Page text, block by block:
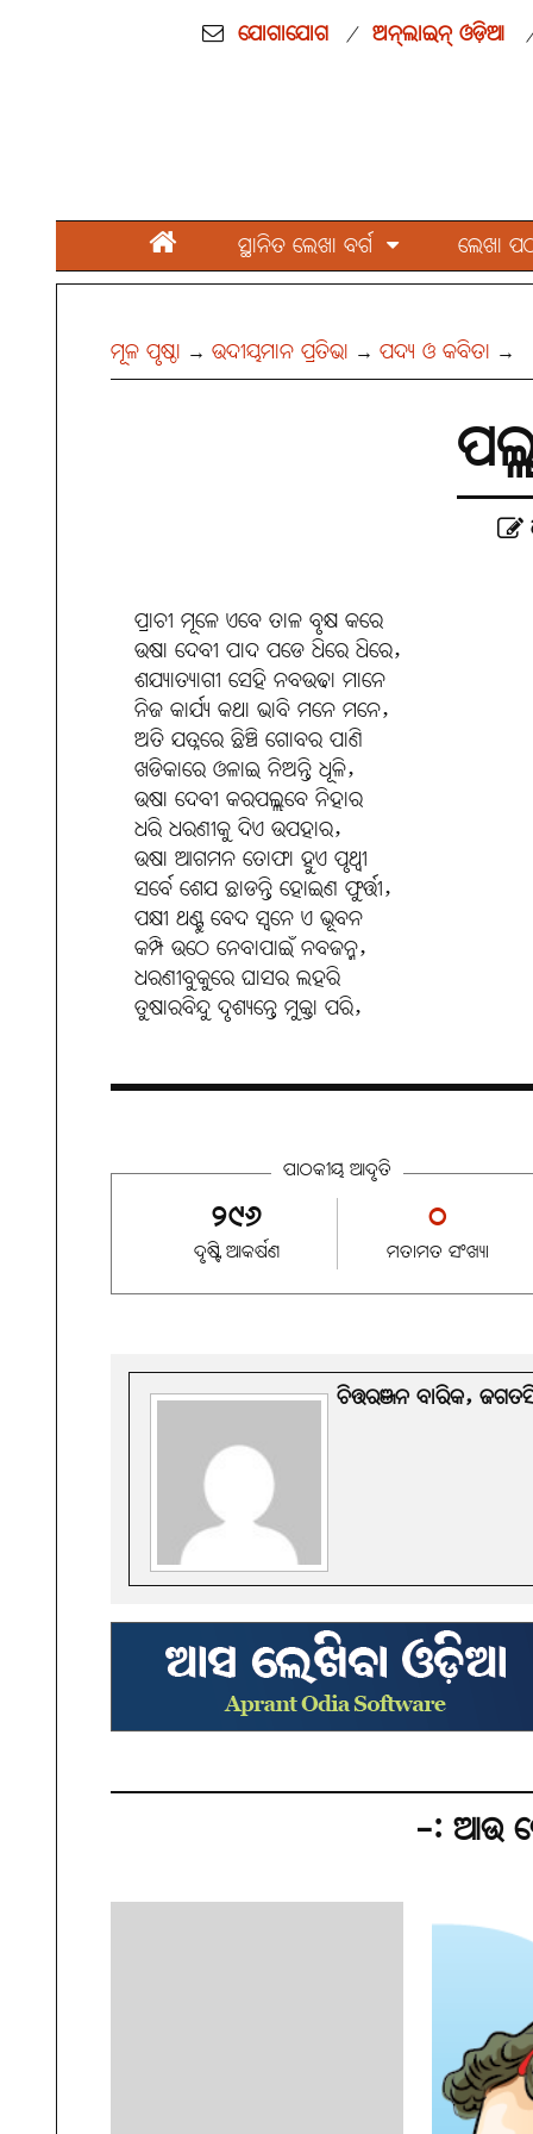
ଯୋଗାଯୋଗ / ଅନ୍‌ଲାଇନ୍ ଓଡ଼ିଆ
ସ୍ଥାନିତ ଲେଖା ବର୍ଗ ଲେଖା
ମୂଳ ପୃଷ୍ଠା → ଉଦୀୟମାନ ପ୍ରତିଭା → ପଦ୍ୟ ଓ କବିତା →
ପ୍ରାଚୀ ମୂଳେ ଏବେ ତାଳ ବୃକ୍ଷ କରେ
ଉଷା ଦେବୀ ପାଦ ପଡେ ଧିରେ ଧିରେ,
ଶଯ୍ୟାତ୍ୟାଗୀ ସେହି ନବଉଢା ମାନେ
ନିଜ କାର୍ଯ୍ୟ କଥା ଭାବି ମନେ ମନେ,
ଅତି ଯତ୍ନରେ ଛିଞ୍ଚି ଗୋବର ପାଣି
ଖଡିକାରେ ଓଳାଇ ନିଅନ୍ତି ଧୂଳି,
ଉଷା ଦେବୀ କରପଲ୍ଲବେ ନିହାର
ଧରି ଧରଣୀକୁ ଦିଏ ଉପହାର,
ଉଷା ଆଗମନ ତୋଫା ହୁଏ ପୃଥ୍ବୀ
ସର୍ବେ ଶେଯ ଛାଡନ୍ତି ହୋଇଣ ଫୁର୍ତ୍ତୀ,
ପକ୍ଷୀ ଥଣ୍ଟୁ ବେଦ ସ୍ବନେ ଏ ଭୂବନ
କମ୍ପି ଉଠେ ନେବାପାଇଁ ନବଜନ୍ମ,
ଧରଣୀବୁକୁରେ ଘାସର ଲହରି
ତୁଷାରବିନ୍ଦୁ ଦୃଶ୍ୟନ୍ତେ ମୁକ୍ତା ପରି,
ପାଠକୀୟ ଆଦୃତି
୨୯୬
ଦୃଷ୍ଟି ଆକର୍ଷଣ
୦
ମତାମତ ସଂଖ୍ୟା
ଚିତ୍ତରଞ୍ଜନ ବାରିକ,
-: ଆଉ